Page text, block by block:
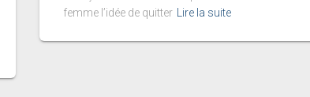
femme l’idée de quitter
Lire la suite